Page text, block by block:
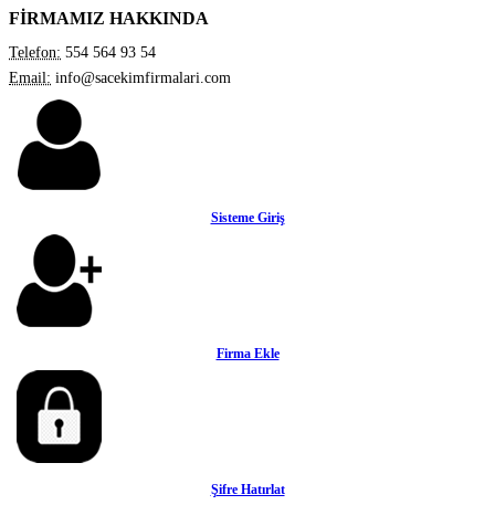
FİRMAMIZ HAKKINDA
Telefon: 554 564 93 54
Email: info@sacekimfirmalari.com
Sisteme Giriş
Firma Ekle
Şifre Hatırlat